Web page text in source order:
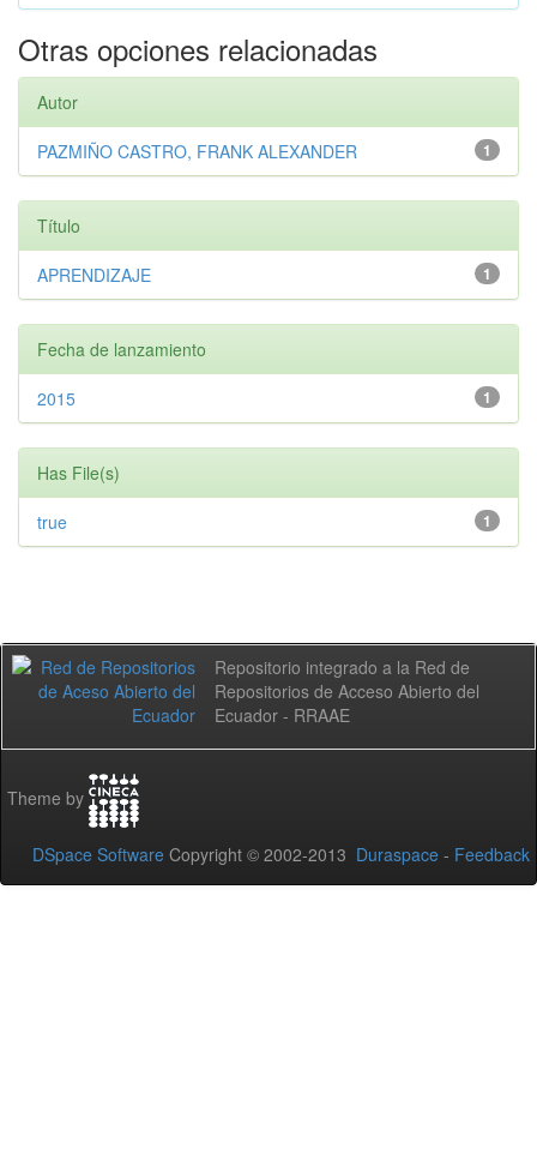
Otras opciones relacionadas
Autor
1
PAZMIÑO CASTRO, FRANK ALEXANDER
Título
1
APRENDIZAJE
Fecha de lanzamiento
1
2015
Has File(s)
1
true
Repositorio integrado a la Red de
Repositorios de Acceso Abierto del
Ecuador - RRAAE
Theme by
DSpace Software Copyright © 2002-2013 Duraspace - Feedback